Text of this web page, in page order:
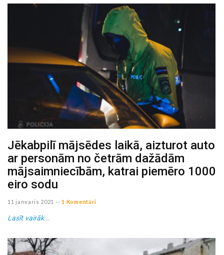
Jēkabpilī mājsēdes laikā, aizturot auto
ar personām no četrām dažādām
mājsaimniecībām, katrai piemēro 1000
eiro sodu
11 janvaris 2021 -- 1 Komentāri
Lasīt vairāk...